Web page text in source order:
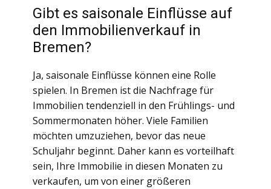
Gibt es saisonale Einflüsse auf
den Immobilienverkauf in
Bremen?
Ja, saisonale Einflüsse können eine Rolle
spielen. In Bremen ist die Nachfrage für
Immobilien tendenziell in den Frühlings- und
Sommermonaten höher. Viele Familien
möchten umzuziehen, bevor das neue
Schuljahr beginnt. Daher kann es vorteilhaft
sein, Ihre Immobilie in diesen Monaten zu
verkaufen, um von einer größeren